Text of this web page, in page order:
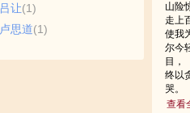
山险
走上
使我
尔今
目，
终以
哭。
险竿
查看
吕让(1)
卢思道(1)